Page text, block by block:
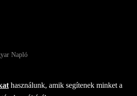
Napló
Kft.
használunk, amik segítenek minket a